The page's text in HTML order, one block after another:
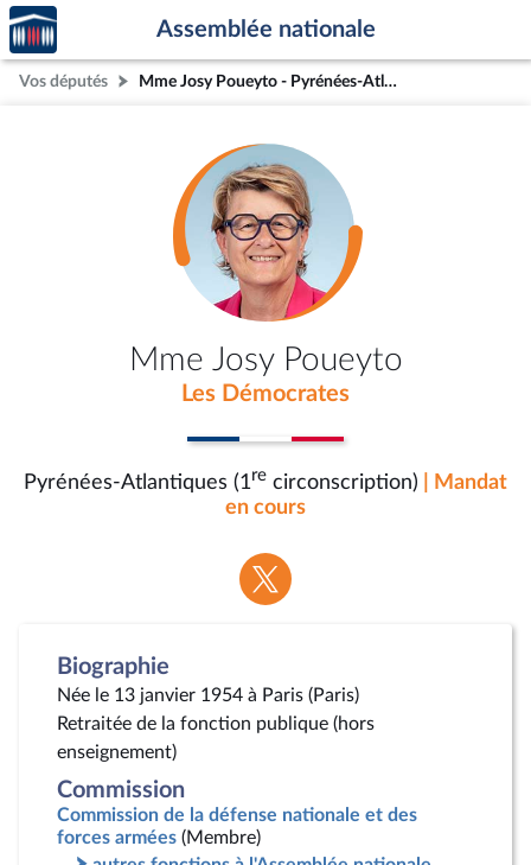
Aller au contenu
Aller en bas de la page
Accèder
à la
page
d'accueil
Assemblée nationale
Vos députés Mme Josy Poueyto - Pyrénées-Atlantiques (1re circonscription)
Mme Josy Poueyto
Les Démocrates
Pyrénées-Atlantiques (1re circonscription)
| Mandat
en cours
Voir
la
Biographie
Née le 13 janvier 1954 à Paris (Paris)
Retraitée de la fonction publique (hors
enseignement)
Commission
Commission de la défense nationale et des
forces armées (Membre)